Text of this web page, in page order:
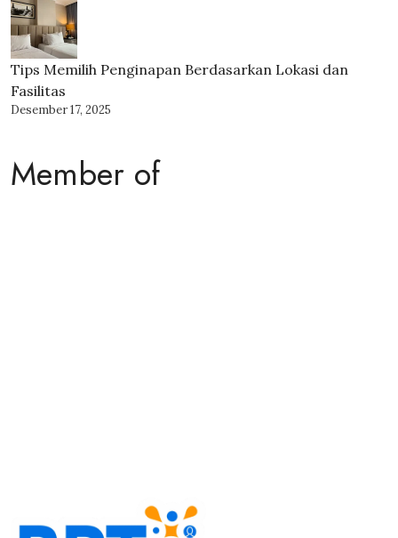
Tips Memilih Penginapan Berdasarkan Lokasi dan
Fasilitas
Desember 17, 2025
Member of